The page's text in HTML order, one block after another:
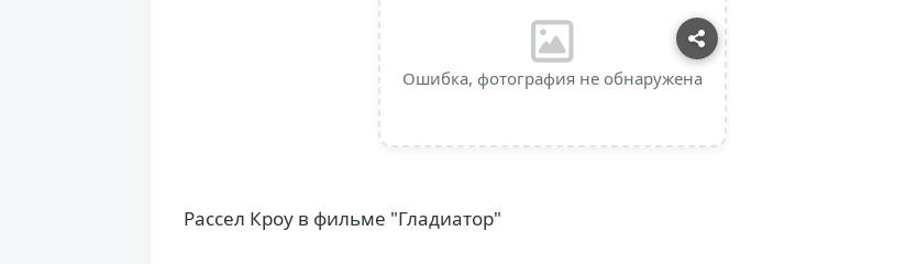
Ошибка, фотография не обнаружена
Рассел Кроу в фильме "Гладиатор"